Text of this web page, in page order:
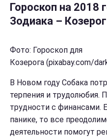
Гороскоп на 2018
Зодиака – Козерог
Фото: Гороскоп для
Козерога (pixabay.com/
В Новом году Собака
терпения и трудолюбия.
трудности с финансами.
панике, то все
деятельности помогут